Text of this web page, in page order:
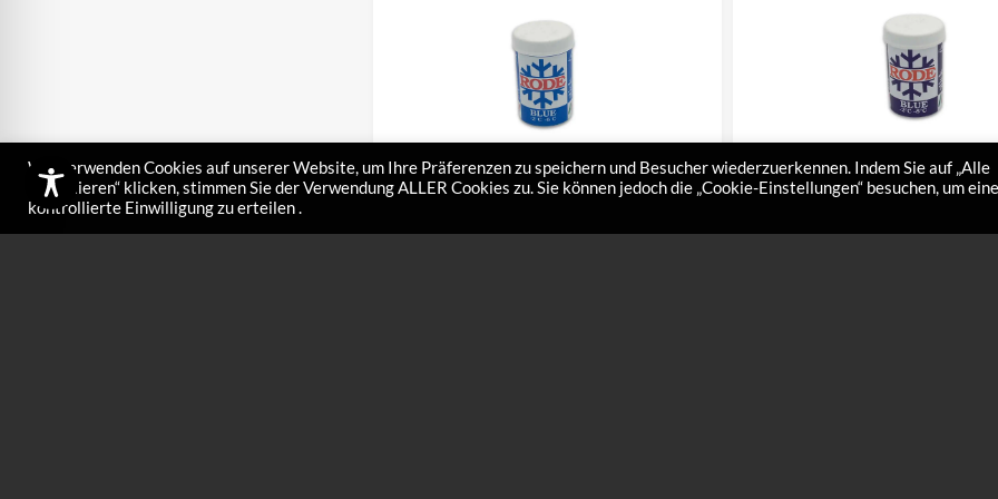
Wir verwenden Cookies auf unserer Website, um Ihre Präferenzen zu speichern und Besucher wiederzuerkennen. Indem Sie auf „Alle
akzeptieren“ klicken, stimmen Sie der Verwendung ALLER Cookies zu. Sie können jedoch die „Cookie-Einstellungen“ besuchen, um eine
kontrollierte Einwilligung zu erteilen .